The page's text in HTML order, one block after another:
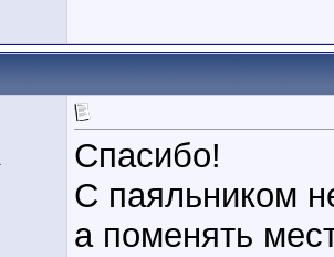
Спасибо!
С паяльником
а поменять